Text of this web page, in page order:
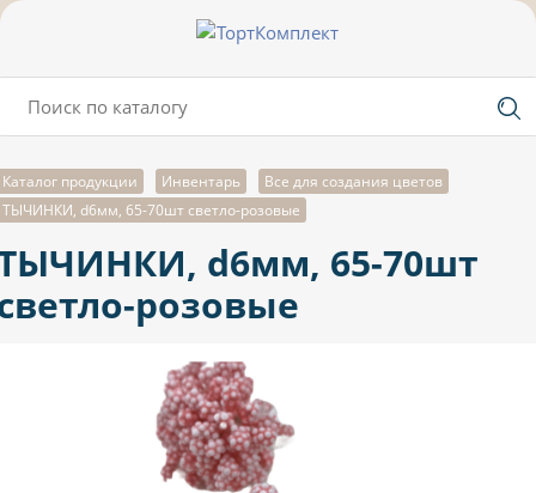
Каталог продукции Инвентарь
Все для создания цветов
ТЫЧИНКИ, d6мм, 65-70шт cветло-розовые
d6мм, 65-70шт
розовые